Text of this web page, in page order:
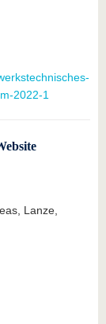
2022-1
Lanze,